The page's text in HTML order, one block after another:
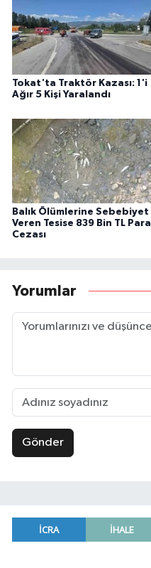
Tokat'ta Traktör Kazası: 1'i
Ağır 5 Kişi Yaralandı
Balık Ölümlerine Sebebiyet
Veren Tesise 839 Bin TL Para
Cezası
Yorumlar
Gönder